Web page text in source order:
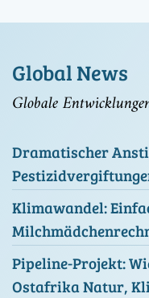
Global News
Globale
Dramatischer
Klimawandel:
Pipeline-Projekt:
Ostafrika Natur,